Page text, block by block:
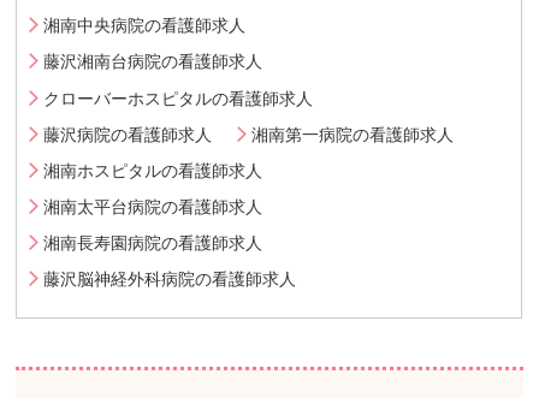
湘南中央病院の看護師求人
藤沢湘南台病院の看護師求人
クローバーホスピタルの看護師求人
藤沢病院の看護師求人
湘南第一病院の看護師求人
湘南ホスピタルの看護師求人
湘南太平台病院の看護師求人
湘南長寿園病院の看護師求人
藤沢脳神経外科病院の看護師求人